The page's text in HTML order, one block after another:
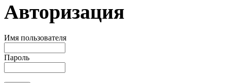
Авторизация
Имя пользователя
Пароль